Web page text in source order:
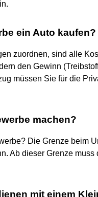
ein Auto kaufen?
zuordnen, sind alle
den Gewinn
müssen Sie für die
machen?
Die Grenze beim
Ab dieser Grenze muss
mit einem